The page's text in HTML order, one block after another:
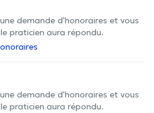
demande d'honoraires et vous
praticien aura répondu.
demande d'honoraires et vous
praticien aura répondu.